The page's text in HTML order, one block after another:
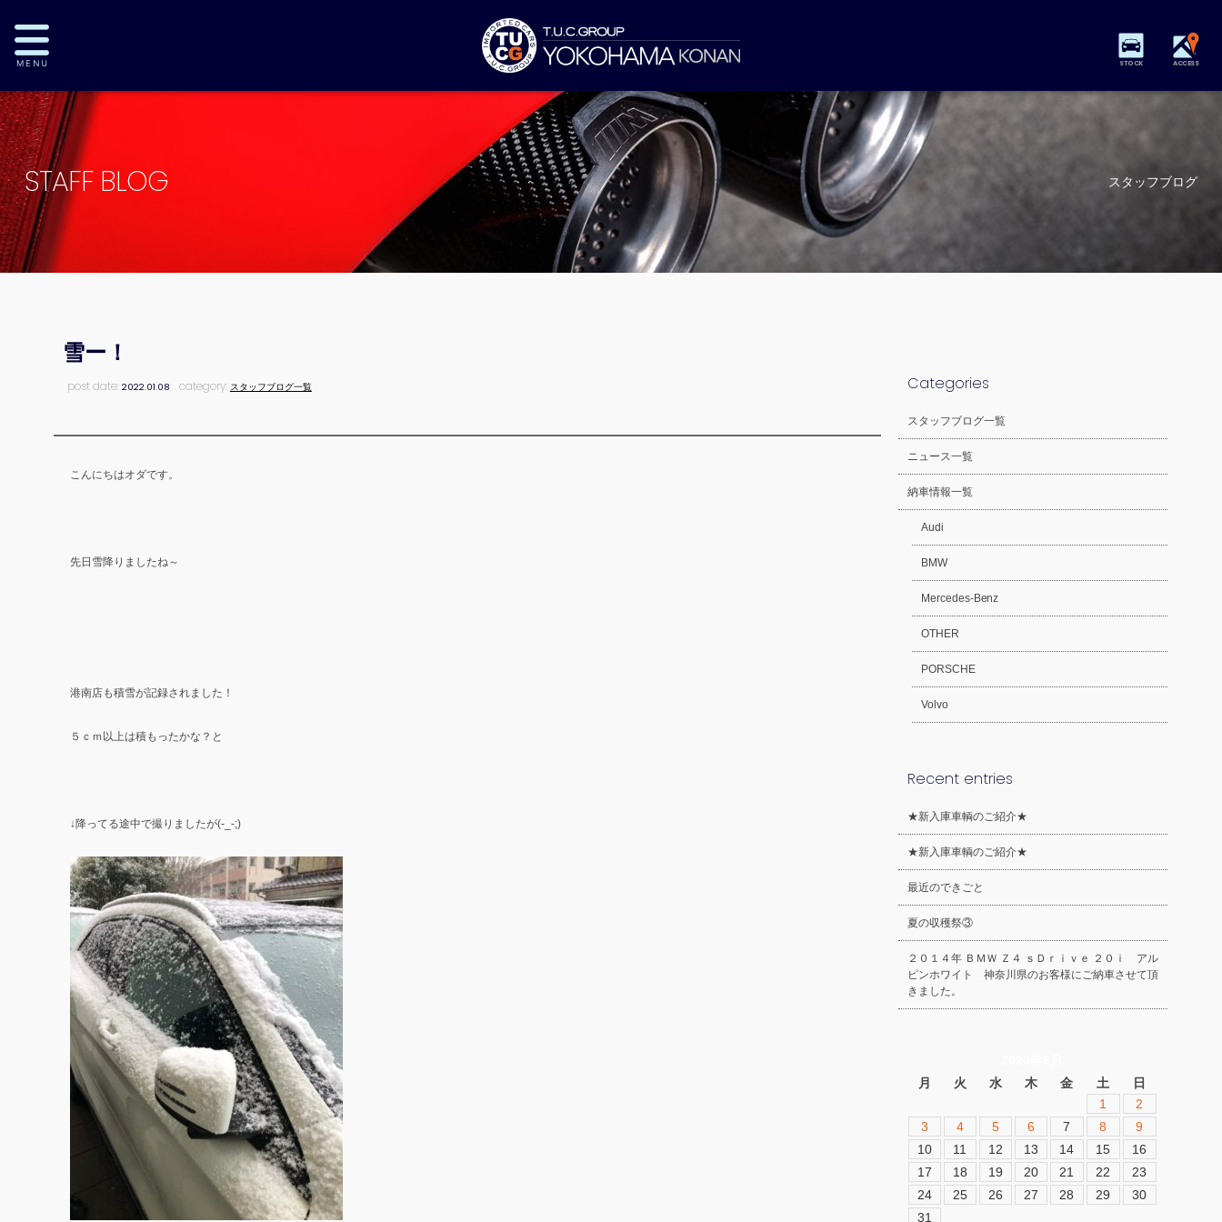
STOCK ACCESS
STAFF BLOG スタッフブログ
雪ー！
post date:2022.01.08 category: スタッフブログ一覧
こんにちはオダです。
先日雪降りましたね～
港南店も積雪が記録されました！
５ｃｍ以上は積もったかな？と
↓降ってる途中で撮りましたが(-_-;)
Categories
スタッフブログ一覧
ニュース一覧
納車情報一覧
Audi
BMW
Mercedes-Benz
OTHER
PORSCHE
Volvo
Recent entries
★新入庫車輌のご紹介★
★新入庫車輌のご紹介★
最近のできごと
夏の収穫祭③
２０１４年 ＢＭＷ Ｚ４ ｓＤｒｉｖｅ ２０ｉ アル
ピンホワイト 神奈川県のお客様にご納車させて頂
きました。
月
火 水 木 金 土
日
1
2
3
4 5 6 7 8
9
10
11 12 13 14 15
16
17
18 19 20 21 22
23
24
25 26 27 28 29
30
31